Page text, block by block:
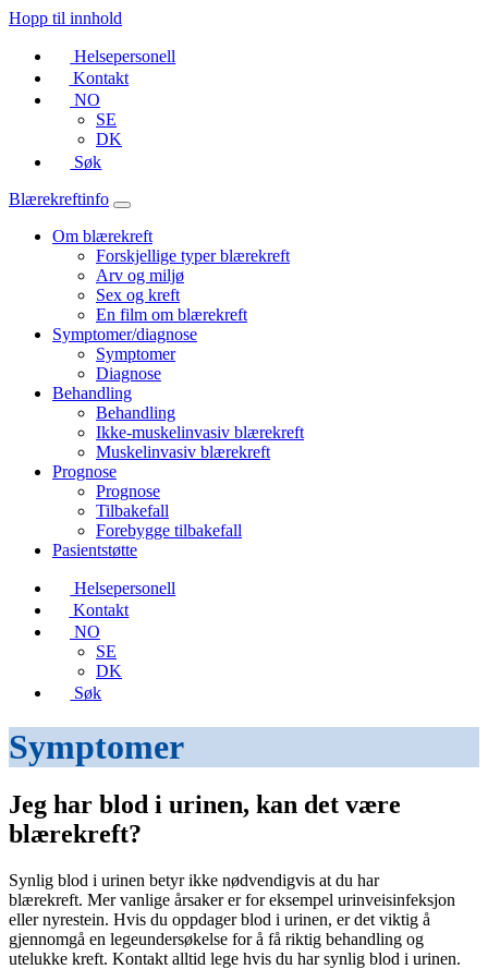
Hopp til innhold
Helsepersonell
Kontakt
NO
SE
DK
Søk
Blærekreftinfo
Om blærekreft
Forskjellige typer blærekreft
Arv og miljø
Sex og kreft
En film om blærekreft
Symptomer/diagnose
Symptomer
Diagnose
Behandling
Behandling
Ikke-muskelinvasiv blærekreft
Muskelinvasiv blærekreft
Prognose
Prognose
Tilbakefall
Forebygge tilbakefall
Pasientstøtte
Helsepersonell
Kontakt
NO
SE
DK
Søk
Symptomer
Jeg har blod i urinen, kan det være
blærekreft?
Synlig blod i urinen betyr ikke nødvendigvis at du har
blærekreft. Mer vanlige årsaker er for eksempel urinveisinfeksjon
eller nyrestein. Hvis du oppdager blod i urinen, er det viktig å
gjennomgå en legeundersøkelse for å få riktig behandling og
utelukke kreft. Kontakt alltid lege hvis du har synlig blod i urinen.